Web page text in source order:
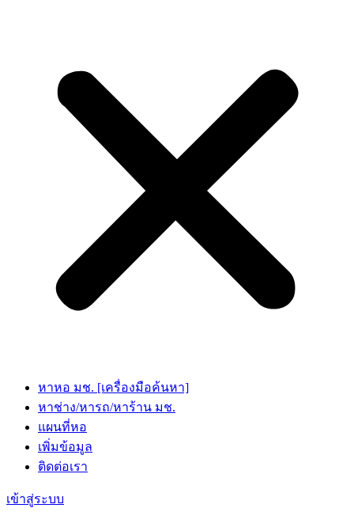
หาหอ มช. [เครื่องมือค้นหา]
หาช่าง/หารถ/หาร้าน มช.
แผนที่หอ
เพิ่มข้อมูล
ติดต่อเรา
เข้าสู่ระบบ